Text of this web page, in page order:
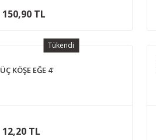
150,90 TL
Tükendi
ÜÇ KÖŞE EĞE 4'
12,20 TL